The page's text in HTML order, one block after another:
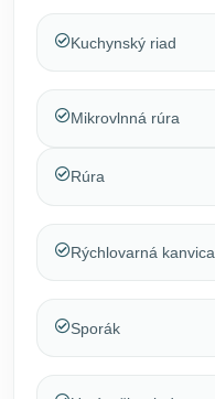
Kuchynský riad
Mikrovlnná rúra
Rúra
Rýchlovarná kanvica
Sporák